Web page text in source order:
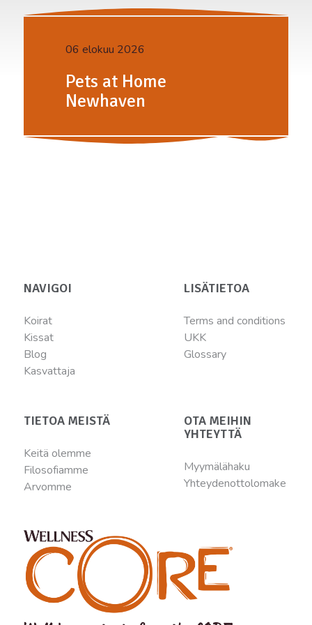
06 elokuu 2026
Pets at Home
Newhaven
NAVIGOI
Koirat
Kissat
Blog
Kasvattaja
LISÄTIETOA
Terms and conditions
UKK
Glossary
TIETOA MEISTÄ
Keitä olemme
Filosofiamme
Arvomme
OTA MEIHIN
YHTEYTTÄ
Myymälähaku
Yhteydenottolomake